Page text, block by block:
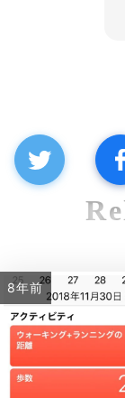
8年前